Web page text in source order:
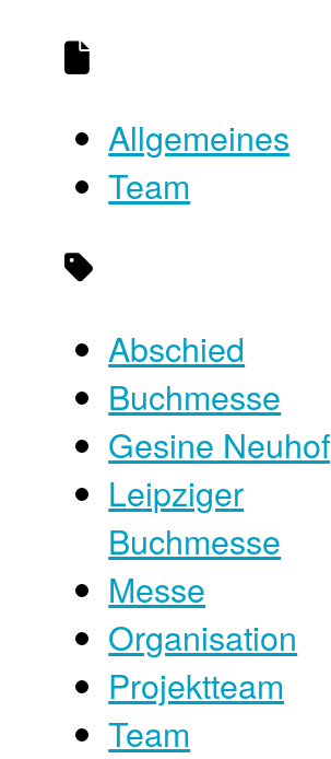
Allgemeines
Team
Abschied
Buchmesse
Gesine Neuhof
Leipziger
Buchmesse
Messe
Organisation
Projektteam
Team